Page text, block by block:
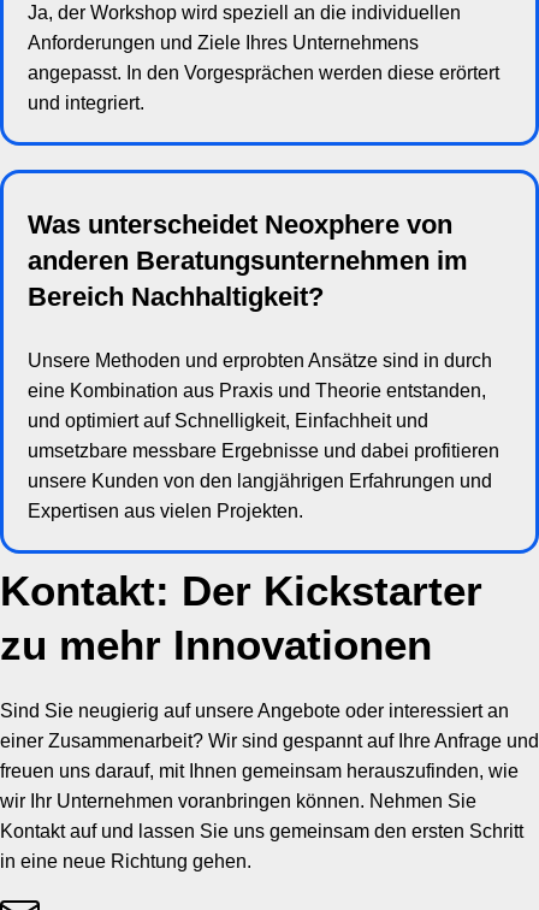
Ja, der Workshop wird speziell an die individuellen
Anforderungen und Ziele Ihres Unternehmens
angepasst. In den Vorgesprächen werden diese erörtert
und integriert.
Was unterscheidet Neoxphere von
anderen Beratungsunternehmen im
Bereich Nachhaltigkeit?
Unsere Methoden und erprobten Ansätze sind in durch
eine Kombination aus Praxis und Theorie entstanden,
und optimiert auf Schnelligkeit, Einfachheit und
umsetzbare messbare Ergebnisse und dabei profitieren
unsere Kunden von den langjährigen Erfahrungen und
Expertisen aus vielen Projekten.
Kontakt: Der Kickstarter
zu mehr Innovationen
Sind Sie neugierig auf unsere Angebote oder interessiert an
einer Zusammenarbeit? Wir sind gespannt auf Ihre Anfrage und
freuen uns darauf, mit Ihnen gemeinsam herauszufinden, wie
wir Ihr Unternehmen voranbringen können. Nehmen Sie
Kontakt auf und lassen Sie uns gemeinsam den ersten Schritt
in eine neue Richtung gehen.